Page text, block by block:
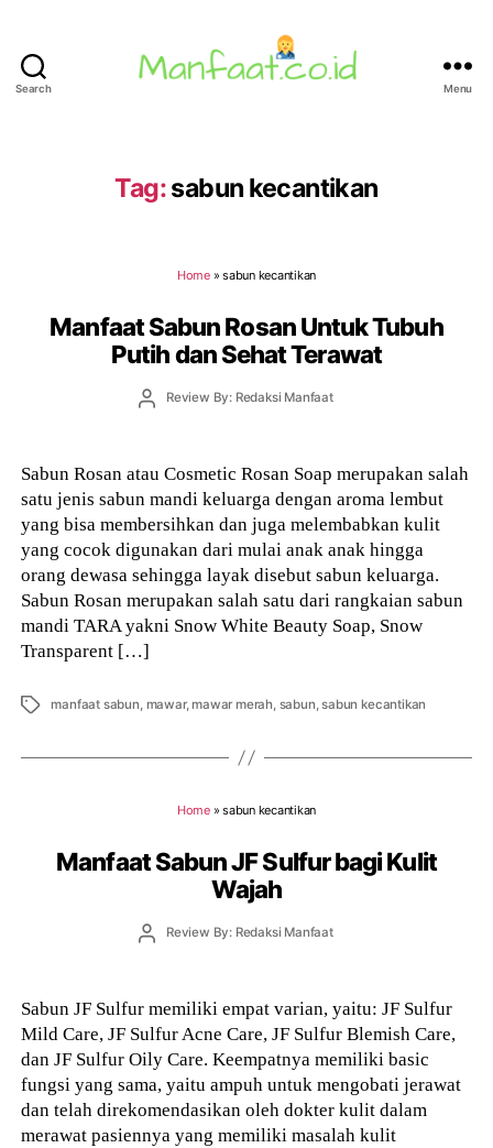
Search Menu
Tag:sabun kecantikan
Home»sabun kecantikan
Manfaat Sabun Rosan Untuk Tubuh
Putih dan Sehat Terawat
PostReview By: Redaksi Manfaat
Sabun Rosan atau Cosmetic Rosan Soap merupakan salah
satu jenis sabun mandi keluarga dengan aroma lembut
yang bisa membersihkan dan juga melembabkan kulit
yang cocok digunakan dari mulai anak anak hingga
orang dewasa sehingga layak disebut sabun keluarga.
Sabun Rosan merupakan salah satu dari rangkaian sabun
mandi TARA yakni Snow White Beauty Soap, Snow
Transparent […]
Tags manfaat sabun, mawar,mawar merah, sabun,sabun kecantikan
Home»sabun kecantikan
Manfaat Sabun JF Sulfur bagi Kulit
Wajah
PostReview By: Redaksi Manfaat
Sabun JF Sulfur memiliki empat varian, yaitu: JF Sulfur
Mild Care, JF Sulfur Acne Care, JF Sulfur Blemish Care,
dan JF Sulfur Oily Care. Keempatnya memiliki basic
fungsi yang sama, yaitu ampuh untuk mengobati jerawat
dan telah direkomendasikan oleh dokter kulit dalam
merawat pasiennya yang memiliki masalah kulit